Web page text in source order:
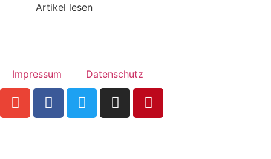
Artikel lesen
Impressum Datenschutz